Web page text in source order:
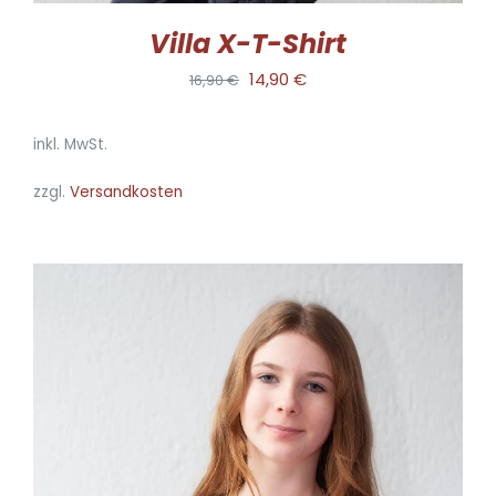
Villa X-T-Shirt
16,90€ Ursprünglicher
14,90 €Aktueller
inkl. MwSt.
zzgl. Versandkosten